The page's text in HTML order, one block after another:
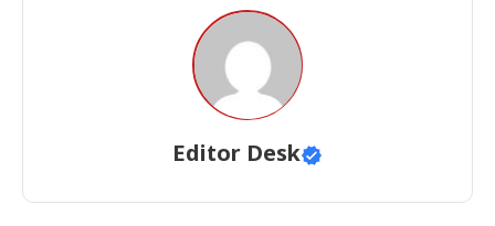
Editor Desk